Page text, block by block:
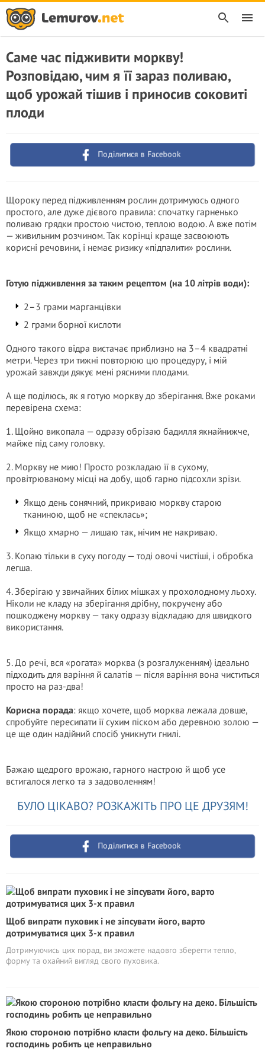
Саме час підживити моркву!
Розповідаю, чим я її зараз поливаю,
щоб урожай тішив і приносив соковиті
плоди
Поділитися в Facebook
Щороку перед підживленням рослин дотримуюсь одного
простого, але дуже дієвого правила: спочатку гарненько
поливаю грядки простою чистою, теплою водою. А вже потім
— живильним розчином. Так корінці краще засвоюють
корисні речовини, і немає ризику «підпалити» рослини.
Готую підживлення за таким рецептом (на 10 літрів води):
2–3 грами марганцівки
2 грами борної кислоти
Одного такого відра вистачає приблизно на 3–4 квадратні
метри. Через три тижні повторюю цю процедуру, і мій
урожай завжди дякує мені рясними плодами.
А ще поділюсь, як я готую моркву до зберігання. Вже роками
перевірена схема:
1. Щойно викопала — одразу обрізаю бадилля якнайнижче,
майже під саму головку.
2. Моркву не мию! Просто розкладаю її в сухому,
провітрюваному місці на добу, щоб гарно підсохли зрізи.
Якщо день сонячний, прикриваю моркву старою
тканиною, щоб не «спеклась»;
Якщо хмарно — лишаю так, нічим не накриваю.
3. Копаю тільки в суху погоду — тоді овочі чистіші, і обробка
легша.
4. Зберігаю у звичайних білих мішках у прохолодному льоху.
Ніколи не кладу на зберігання дрібну, покручену або
пошкоджену моркву — таку одразу відкладаю для швидкого
використання.
5. До речі, вся «рогата» морква (з розгалуженням) ідеально
підходить для варіння й салатів — після варіння вона чиститься
просто на раз-два!
Корисна порада: якщо хочете, щоб морква лежала довше,
спробуйте пересипати її сухим піском або деревною золою —
це ще один надійний спосіб уникнути гнилі.
Бажаю щедрого врожаю, гарного настрою й щоб усе
встигалося легко та з задоволенням!
БУЛО ЦІКАВО? РОЗКАЖІТЬ ПРО ЦЕ ДРУЗЯМ!
Поділитися в Facebook
Щоб випрати пуховик і не зіпсувати його, варто
дотримуватися цих 3-х правил
Дотримуючись цих порад, ви зможете надовго зберегти тепло,
форму та охайний вигляд свого пуховика.
Якою стороною потрібно класти фольгу на деко. Більшість
господинь робить це неправильно